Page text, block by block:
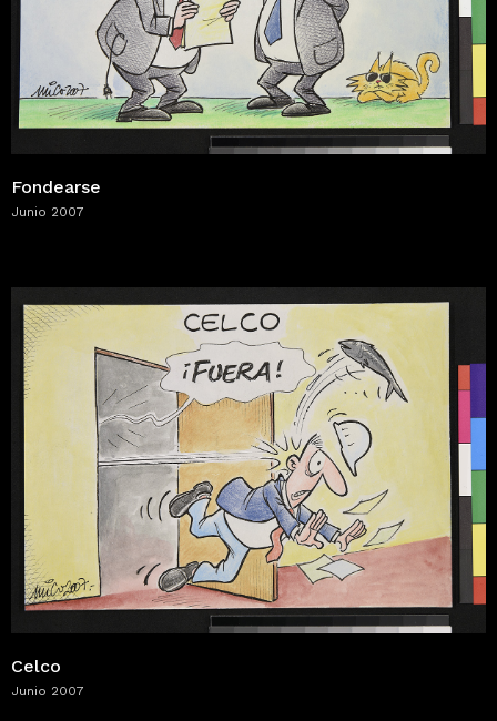
Fondearse
Junio 2007
Celco
Junio 2007